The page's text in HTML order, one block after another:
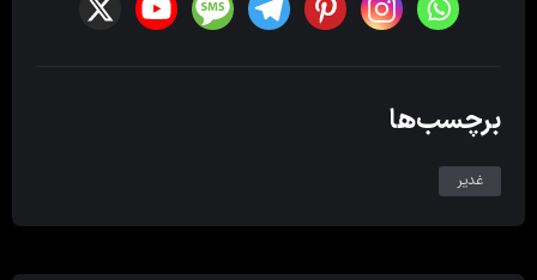
برچسب‌ها
غدیر